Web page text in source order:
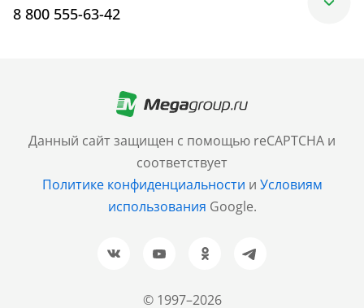
© 1997–2026
Данный сайт защищен с помощью reCAPTCHA и
соответствует
Политике конфиденциальности и Условиям
использования Google.
8 800 555-63-42
+7 (499) 705-30-10
Санкт-Петербург
+7 (812) 600-77-33
Барнаул
+7 (961) 999-93-93
Новосибирск